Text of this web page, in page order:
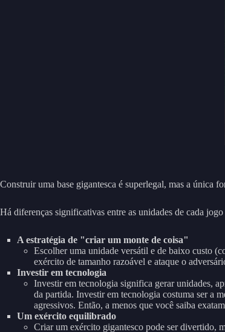
Construir uma base gigantesca é superlegal, mas a única
Há diferenças significativas entre as unidades de cada
A estratégia de "criar um monte de coisa"
Escolher uma unidade versátil e de baixo custo
exército de tamanho razoável e ataque o
Investir em tecnologia
Investir em tecnologia significa gerar unidades,
da partida. Investir em tecnologia costuma ser a
agressivos. Então, a menos que você saiba
Um exército equilibrado
Criar um exército gigantesco pode ser divertido,